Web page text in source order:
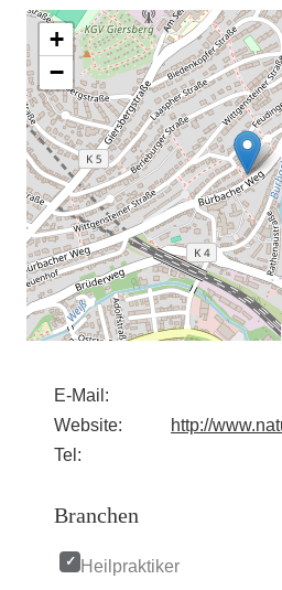
+
−
E-Mail:
Website:
http://
Tel:
Branchen
Heilpraktiker